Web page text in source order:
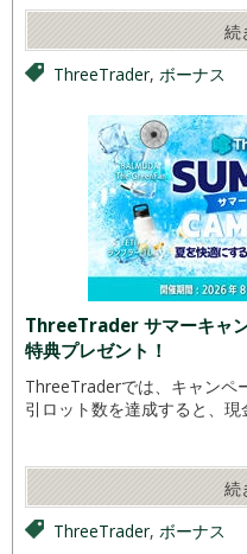
続
ThreeTrader, ボーナス
ThreeTrader サマーキャ
特典プレゼント！
ThreeTraderでは、キャンペ
引ロット数を達成すると、
続
ThreeTrader, ボーナス